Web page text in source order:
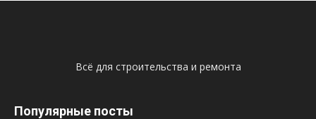
Всё для строительства и ремонта
Популярные посты